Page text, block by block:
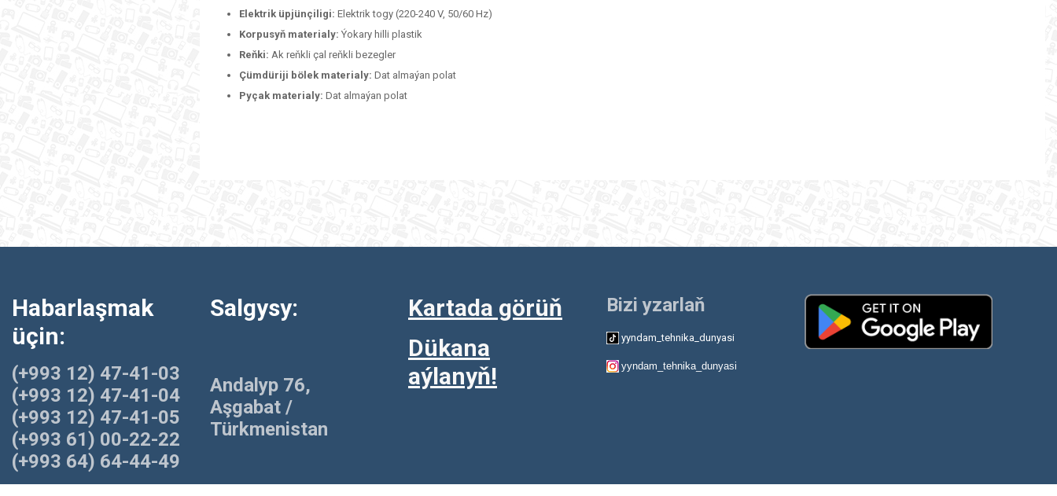
Elektrik üpjünçiligi: Elektrik togy (220-240 V, 50/60 Hz)
Korpusyň materialy: Ýokary hilli plastik
Reňki: Ak reňkli çal reňkli bezegler
Çümdüriji bölek materialy: Dat almaýan polat
Pyçak materialy: Dat almaýan polat
Habarlaşmak
üçin:
(+993 12) 47-41-03
(+993 12) 47-41-04
(+993 12) 47-41-05
(+993 61) 00-22-22
(+993 64) 64-44-49
Salgysy:
Andalyp 76,
Aşgabat /
Türkmenistan
Kartada görüň
Dükana
aýlanyň!
Bizi yzarlaň
yyndam_tehnika_dunyasi
yyndam_tehnika_dunyasi